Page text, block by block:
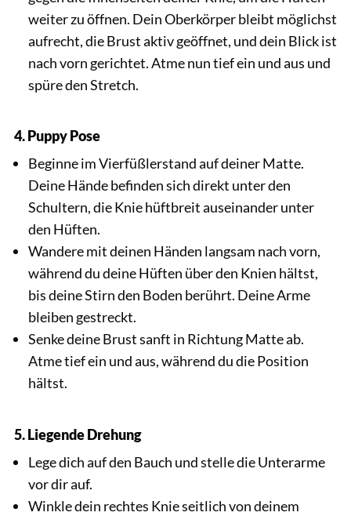
weiter zu öffnen. Dein Oberkörper bleibt möglichst
aufrecht, die Brust aktiv geöffnet, und dein Blick ist
nach vorn gerichtet. Atme nun tief ein und aus und
spüre den Stretch.
4. Puppy Pose
Beginne im Vierfüßlerstand auf deiner Matte.
Deine Hände befinden sich direkt unter den
Schultern, die Knie hüftbreit auseinander unter
den Hüften.
Wandere mit deinen Händen langsam nach vorn,
während du deine Hüften über den Knien hältst,
bis deine Stirn den Boden berührt. Deine Arme
bleiben gestreckt.
Senke deine Brust sanft in Richtung Matte ab.
Atme tief ein und aus, während du die Position
hältst.
5. Liegende Drehung
Lege dich auf den Bauch und stelle die Unterarme
vor dir auf.
Winkle dein rechtes Knie seitlich von deinem